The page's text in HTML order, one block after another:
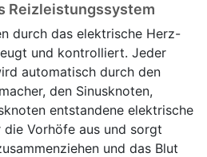
Reizleistungssystem
durch das elektrische Herz-
und kontrolliert. Jeder
automatisch durch den
den Sinusknoten,
entstandene elektrische
Vorhöfe aus und sorgt
und das Blut